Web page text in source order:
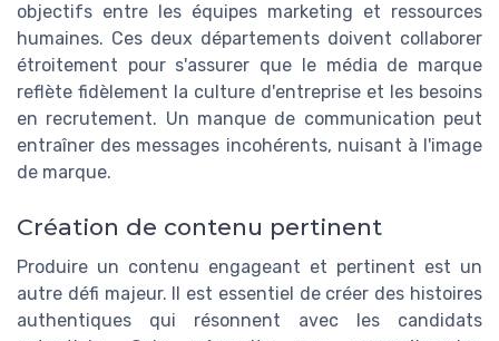
objectifs entre les équipes marketing et ressources
humaines. Ces deux départements doivent collaborer
étroitement pour s'assurer que le média de marque
reflète fidèlement la culture d'entreprise et les besoins
en recrutement. Un manque de communication peut
entraîner des messages incohérents, nuisant à l'image
de marque.
Création de contenu pertinent
Produire un contenu engageant et pertinent est un
autre défi majeur. Il est essentiel de créer des histoires
authentiques qui résonnent avec les candidats